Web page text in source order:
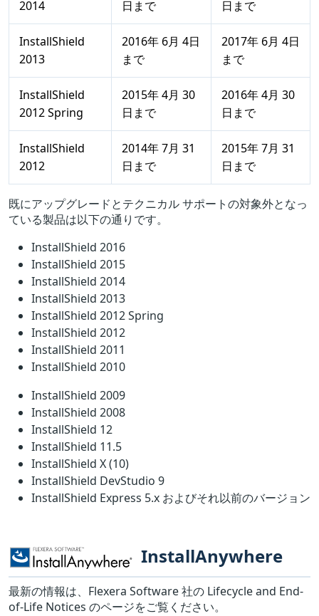
2014
日まで
日まで
InstallShield
2013
2016年 6月 4日
まで
2017年 6月 4日
まで
InstallShield
2012 Spring
2015年 4月 30
日まで
2016年 4月 30
日まで
InstallShield
2012
2014年 7月 31
日まで
2015年 7月 31
日まで
既にアップグレードとテクニカル サポートの対象外となっ
ている製品は以下の通りです。
InstallShield 2016
InstallShield 2015
InstallShield 2014
InstallShield 2013
InstallShield 2012 Spring
InstallShield 2012
InstallShield 2011
InstallShield 2010
InstallShield 2009
InstallShield 2008
InstallShield 12
InstallShield 11.5
InstallShield X (10)
InstallShield DevStudio 9
InstallShield Express 5.x およびそれ以前のバージョン
InstallAnywhere
最新の情報は、Flexera Software 社の Lifecycle and End-
of-Life Notices のページをご覧ください。